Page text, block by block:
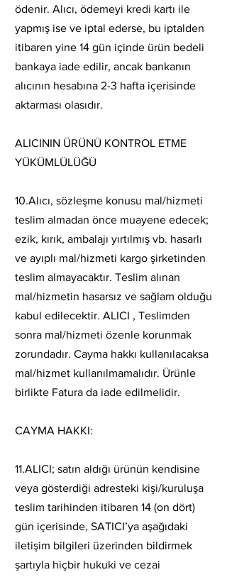
ödenir. Alıcı, ödemeyi kredi kartı ile
yapmış ise ve iptal ederse, bu iptalden
itibaren yine 14 gün içinde ürün bedeli
bankaya iade edilir, ancak bankanın
alıcının hesabına 2-3 hafta içerisinde
aktarması olasıdır.
ALICININ ÜRÜNÜ KONTROL ETME
YÜKÜMLÜLÜĞÜ
10.Alıcı, sözleşme konusu mal/hizmeti
teslim almadan önce muayene edecek;
ezik, kırık, ambalajı yırtılmış vb. hasarlı
ve ayıplı mal/hizmeti kargo şirketinden
teslim almayacaktır. Teslim alınan
mal/hizmetin hasarsız ve sağlam olduğu
kabul edilecektir. ALICI , Teslimden
sonra mal/hizmeti özenle korunmak
zorundadır. Cayma hakkı kullanılacaksa
mal/hizmet kullanılmamalıdır. Ürünle
birlikte Fatura da iade edilmelidir.
CAYMA HAKKI:
11.ALICI; satın aldığı ürünün kendisine
veya gösterdiği adresteki kişi/kuruluşa
teslim tarihinden itibaren 14 (on dört)
gün içerisinde, SATICI’ya aşağıdaki
iletişim bilgileri üzerinden bildirmek
şartıyla hiçbir hukuki ve cezai